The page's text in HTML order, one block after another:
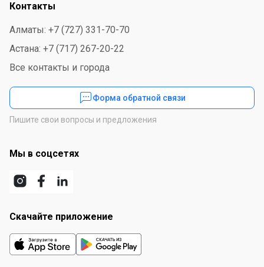
Контакты
Алматы: +7 (727) 331-70-70
Астана: +7 (717) 267-20-22
Все контакты и города
Форма обратной связи
Пишите свои вопросы и предложения
Мы в соцсетях
Скачайте приложение